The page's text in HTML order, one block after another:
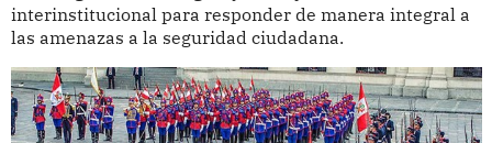
interinstitucional para responder de manera integral a
las amenazas a la seguridad ciudadana.